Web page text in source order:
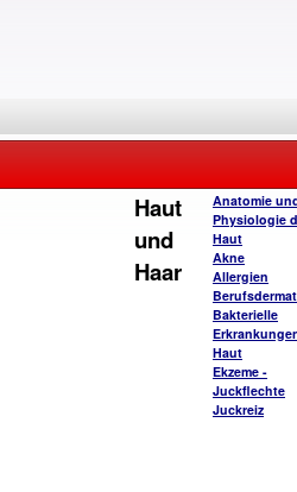
Haut
und
Haar
Anatomie
Physiologie
Haut
Akne
Allergien
Bakterielle
Haut
Ekzeme -
Juckflechte
Juckreiz